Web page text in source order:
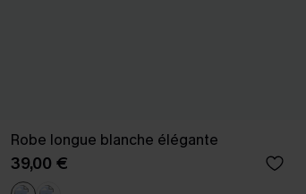
Robe longue blanche élégante
39,00 €